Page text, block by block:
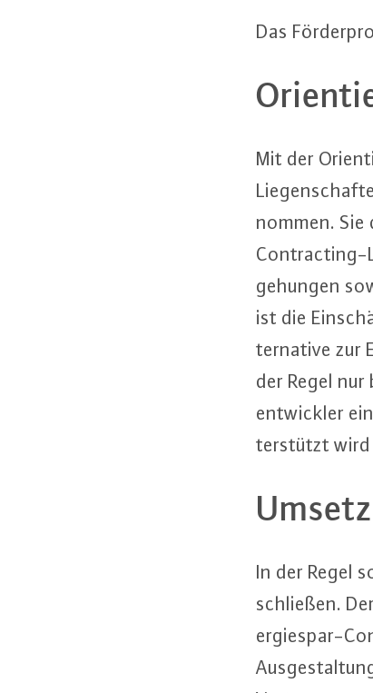
Das
Mit der
nom­men.
Contrac­ting-
ge­hun­gen
ist die
ter­na­ti­ve zur
der Regel
ent­wick­ler
ter­stützt wird
In der Regel
schlie­ßen.
er­gie­spar-